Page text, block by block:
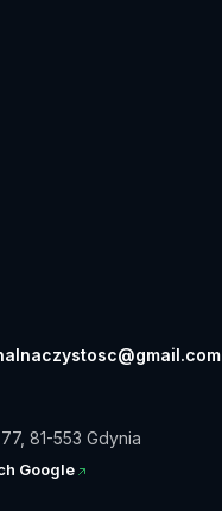
81-553 Gdynia
Google